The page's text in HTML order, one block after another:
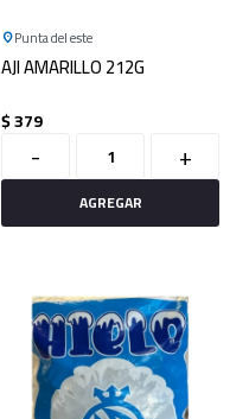
Punta del este
AJI AMARILLO 212G
$379
- +